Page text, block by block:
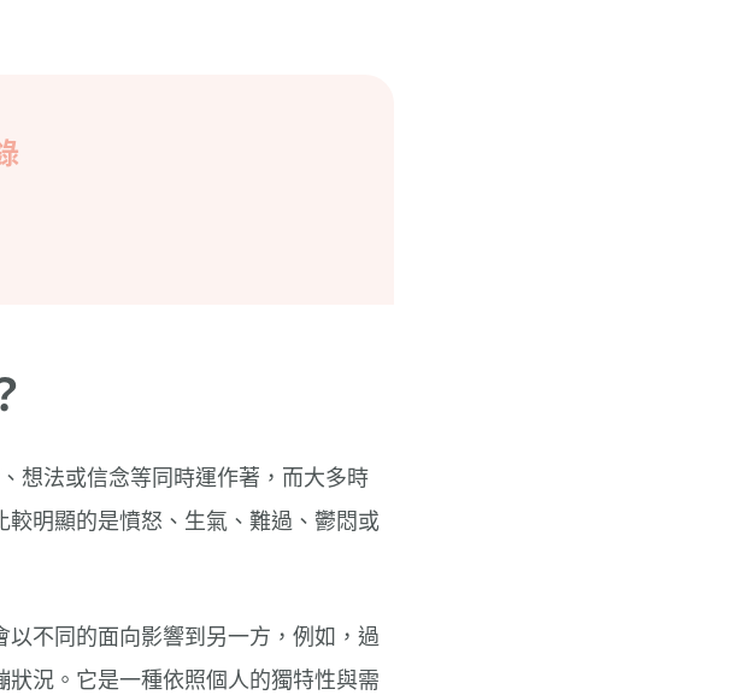
想法或信念等同時運作著，而大多時
明顯的是憤怒、生氣、難過、鬱悶或
不同的面向影響到另一方，例如，過
況。它是一種依照個人的獨特性與需